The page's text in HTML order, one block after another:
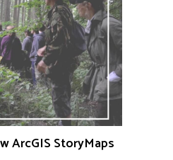
ArcGIS StoryMaps